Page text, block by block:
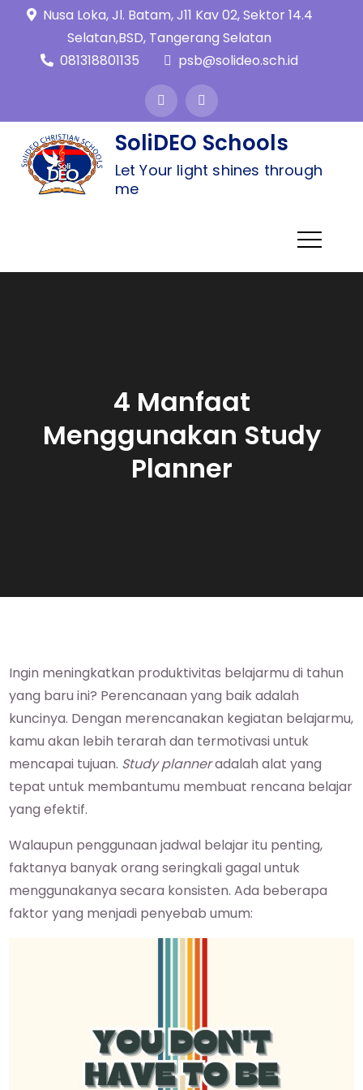
Nusa Loka, Jl. Batam, J11 Kav 02, Sektor 14.4
Selatan,BSD, Tangerang Selatan
081318801135
psb@solideo.sch.id
SoliDEO Schools
Let Your light shines through
me
4 Manfaat
Menggunakan Study
Planner
Ingin meningkatkan produktivitas belajarmu di tahun
yang baru ini? Perencanaan yang baik adalah
kuncinya. Dengan merencanakan kegiatan belajarmu,
kamu akan lebih terarah dan termotivasi untuk
mencapai tujuan. Study planneradalah alat yang
tepat untuk membantumu membuat rencana belajar
yang efektif.
Walaupun penggunaan jadwal belajar itu penting,
faktanya banyak orang seringkali gagal untuk
menggunakanya secara konsisten. Ada beberapa
faktor yang menjadi penyebab umum: